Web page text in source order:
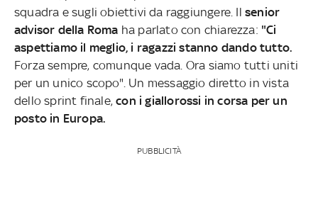
squadra e sugli obiettivi da raggiungere. Il senior
advisor della Roma ha parlato con chiarezza: "Ci
aspettiamo il meglio, i ragazzi stanno dando tutto.
Forza sempre, comunque vada. Ora siamo tutti uniti
per un unico scopo". Un messaggio diretto in vista
dello sprint finale,con i giallorossi in corsa per un
posto in Europa.
PUBBLICITÀ